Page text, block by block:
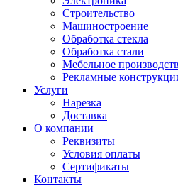
Строительство
Машиностроение
Обработка стекла
Обработка стали
Мебельное
Рекламные
Услуги
Нарезка
Доставка
О компании
Реквизиты
Условия оплаты
Сертификаты
Контакты